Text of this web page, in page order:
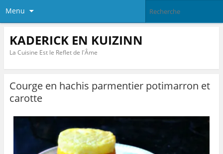
Menu
KADERICK EN KUIZINN
La Cuisine Est le Reflet de l'Âme
Courge en hachis parmentier potimarron et
carotte